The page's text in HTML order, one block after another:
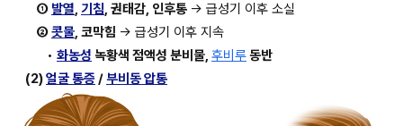
① 발열, 기침, 권태감, 인후통 → 급성기 이후 소실
② 콧물, 코막힘 → 급성기 이후 지속
• 화농성 녹황색 점액성 분비물, 후비루 동반
(2) 얼굴 통증 / 부비동 압통